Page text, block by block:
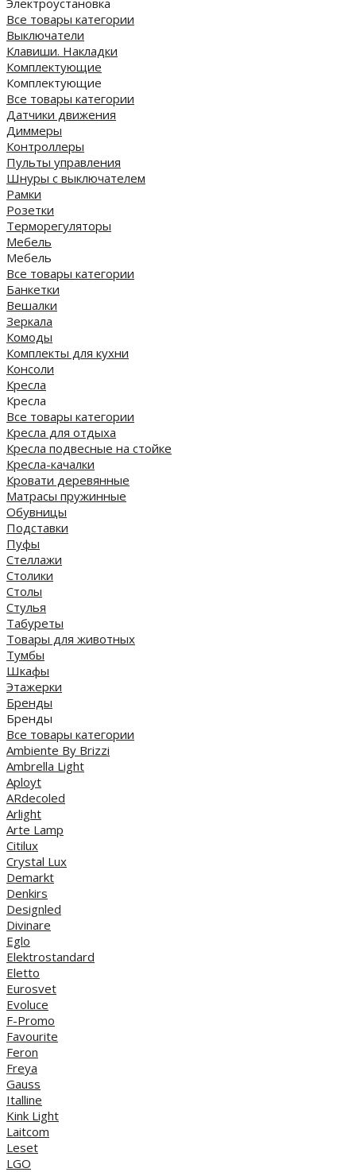
Все товары категории
Выключатели
Клавиши. Накладки
Комплектующие
Комплектующие
Все товары категории
Датчики движения
Диммеры
Контроллеры
Пульты управления
Шнуры с выключателем
Рамки
Розетки
Терморегуляторы
Мебель
Мебель
Все товары категории
Банкетки
Вешалки
Зеркала
Комоды
Комплекты для кухни
Консоли
Кресла
Кресла
Все товары категории
Кресла для отдыха
Кресла подвесные на стойке
Кресла-качалки
Кровати деревянные
Матрасы пружинные
Обувницы
Подставки
Пуфы
Стеллажи
Столики
Столы
Стулья
Табуреты
Товары для животных
Тумбы
Шкафы
Этажерки
Бренды
Бренды
Все товары категории
Ambiente By Brizzi
Ambrella Light
Aployt
ARdecoled
Arlight
Arte Lamp
Citilux
Crystal Lux
Demarkt
Denkirs
Designled
Divinare
Eglo
Elektrostandard
Eletto
Eurosvet
Evoluce
F-Promo
Favourite
Feron
Freya
Gauss
Italline
Kink Light
Laitcom
Leset
LGO